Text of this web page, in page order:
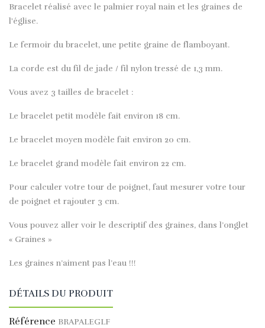
Bracelet réalisé avec le palmier royal nain et les graines de
l'église.
Le fermoir du bracelet, une petite graine de flamboyant.
La corde est du fil de jade / fil nylon tressé de 1,3 mm.
Vous avez 3 tailles de bracelet :
Le bracelet petit modèle fait environ 18 cm.
Le bracelet moyen modèle fait environ 20 cm.
Le bracelet grand modèle fait environ 22 cm.
Pour calculer votre tour de poignet, faut mesurer votre tour
de poignet et rajouter 3 cm.
Vous pouvez aller voir le descriptif des graines, dans l’onglet
« Graines »
Les graines n’aiment pas l’eau !!!
DÉTAILS DU PRODUIT
Référence BRAPALEGLF